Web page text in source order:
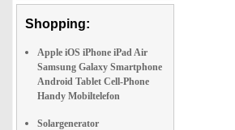
Shopping:
Apple iOS iPhone iPad Air
Samsung Galaxy Smartphone
Android Tablet Cell-Phone
Handy Mobiltelefon
Solargenerator